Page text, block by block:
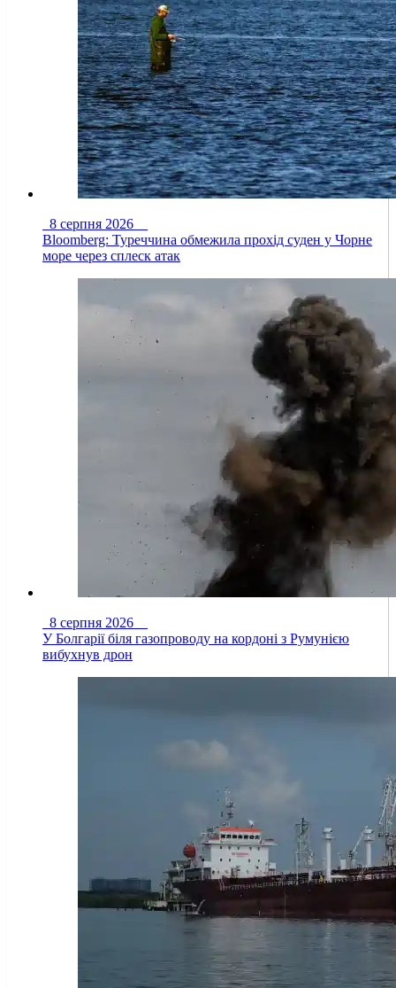
8 серпня 2026
Bloomberg: Туреччина обмежила прохід суден у Чорне
море через сплеск атак
8 серпня 2026
У Болгарії біля газопроводу на кордоні з Румунією
вибухнув дрон